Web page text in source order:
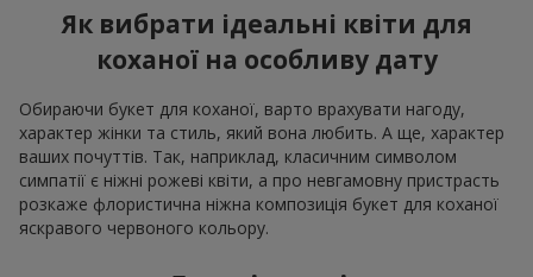
Як вибрати ідеальні квіти для
коханої на особливу дату
Обираючи букет для коханої, варто врахувати нагоду,
характер жінки та стиль, який вона любить. А ще, характер
ваших почуттів. Так, наприклад, класичним символом
симпатії є ніжні рожеві квіти, а про невгамовну пристрасть
розкаже флористична ніжна композиція букет для коханої
яскравого червоного кольору.